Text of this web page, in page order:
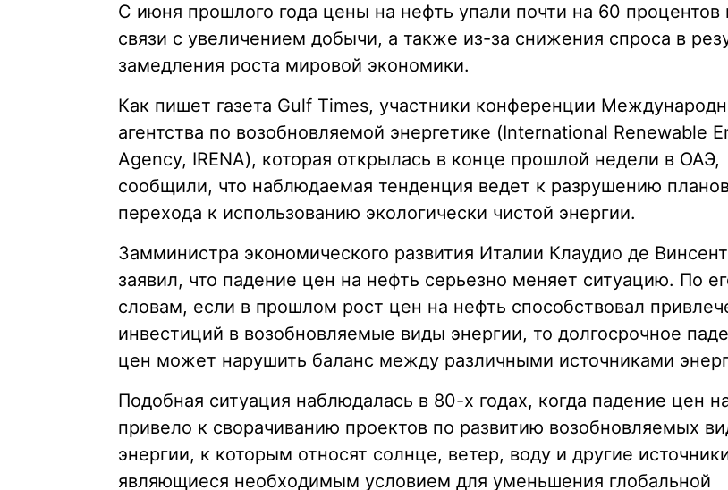
С июня прошлого года цены на нефть упали почти на 60 процентов
связи с увеличением добычи, а также из-за снижения спроса в
замедления роста мировой экономики.
Как пишет газета Gulf Times, участники конференции
агентства по возобновляемой энергетике (International Renewable
Agency, IRENA), которая открылась в конце прошлой недели в ОАЭ,
сообщили, что наблюдаемая тенденция ведет к разрушению
перехода к использованию экологически чистой энергии.
Замминистра экономического развития Италии Клаудио де
заявил, что падение цен на нефть серьезно меняет ситуацию. По
словам, если в прошлом рост цен на нефть способствовал
инвестиций в возобновляемые виды энергии, то долгосрочное
цен может нарушить баланс между различными источниками
Подобная ситуация наблюдалась в 80-х годах, когда падение цен
привело к сворачиванию проектов по развитию возобновляемых
энергии, к которым относят солнце, ветер, воду и другие
являющиеся необходимым условием для уменьшения глобальной